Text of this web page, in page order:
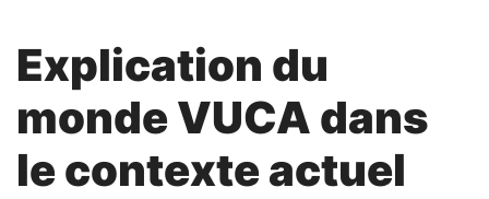
Explication du
monde VUCA dans
le contexte actuel